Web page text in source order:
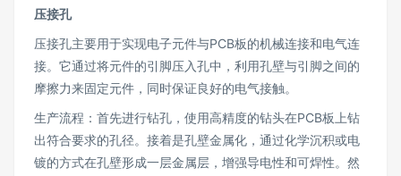
压接孔
压接孔主要用于实现电子元件与PCB板的机械连接和电气连
接。它通过将元件的引脚压入孔中，利用孔壁与引脚之间的
摩擦力来固定元件，同时保证良好的电气接触。
生产流程：首先进行钻孔，使用高精度的钻头在PCB板上钻
出符合要求的孔径。接着是孔壁金属化，通过化学沉积或电
镀的方式在孔壁形成一层金属层，增强导电性和可焊性。然